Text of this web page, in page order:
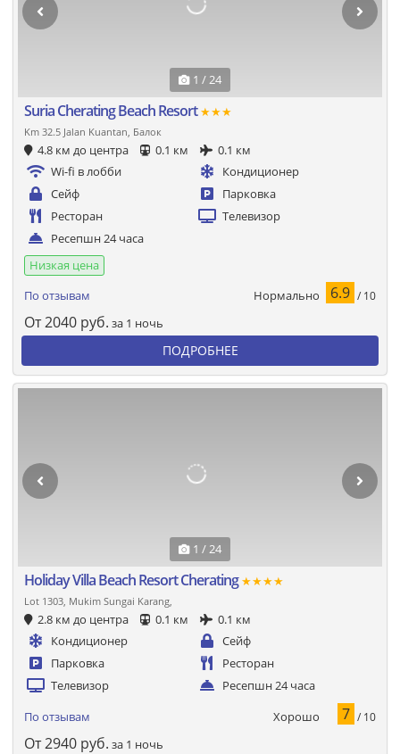
1 / 24
Suria Cherating Beach Resort★★★
Km 32.5 Jalan Kuantan, Балок
4.8 км до центра 0.1 км
0.1 км
Wi-fi в лобби
Кондиционер
Сейф
Парковка
Ресторан
Телевизор
Ресепшн 24 часа
Низкая цена
По отзывам
Нормально 6.9 / 10
От2040 руб. за 1 ночь
ПОДРОБНЕЕ
1 / 24
Holiday Villa Beach Resort Cherating★★★★
Lot 1303, Mukim Sungai Karang,
2.8 км до центра 0.1 км
0.1 км
Кондиционер
Сейф
Парковка
Ресторан
Телевизор
Ресепшн 24 часа
По отзывам Хорошо 7 / 10
От2940 руб. за 1 ночь